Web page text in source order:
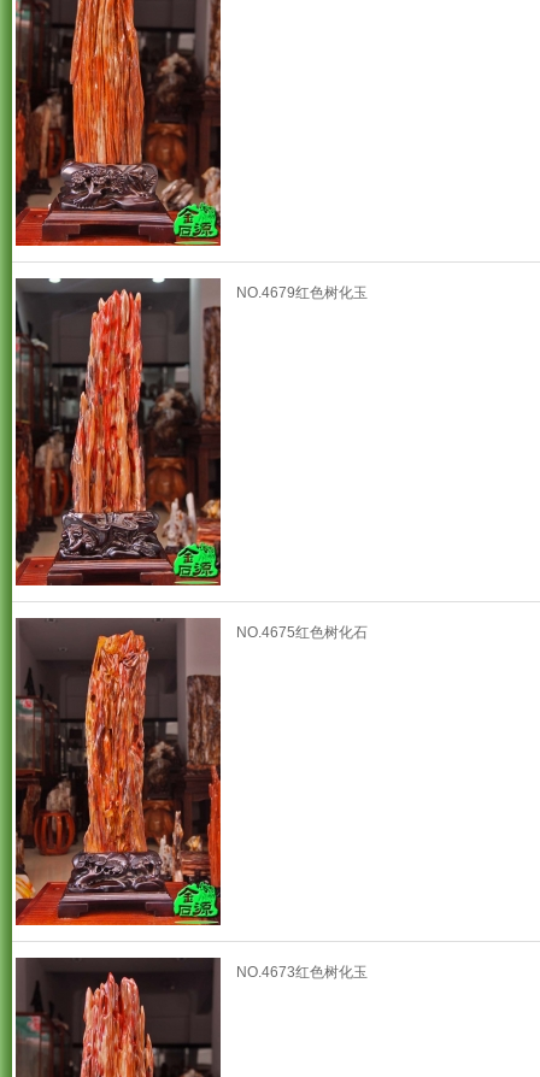
NO.4679红色树化玉
NO.4675红色树化石
NO.4673红色树化玉